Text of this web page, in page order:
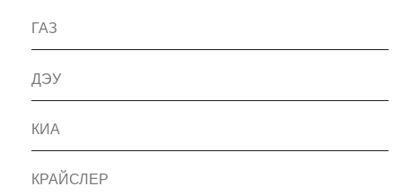
ГАЗ
ДЭУ
КИА
КРАЙСЛЕР